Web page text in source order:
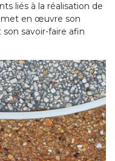
liés à la réalisation de
met en œuvre son
savoir-faire afin